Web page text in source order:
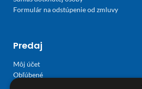
Formulár na odstúpenie od zmluvy
Predaj
Môj účet
Obľúbené